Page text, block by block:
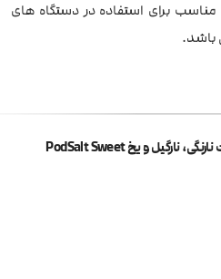
برای استفاده در دستگاه های
جویس سالت پادسالت نارنگی، نارگیل و یخ PodSalt Sweet